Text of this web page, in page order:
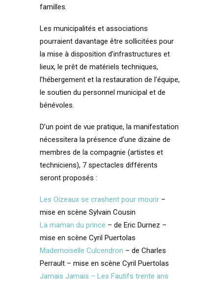
familles.
Les municipalités et associations
pourraient davantage être sollicitées pour
la mise à disposition d’infrastructures et
lieux, le prêt de matériels techniques,
l’hébergement et la restauration de l’équipe,
le soutien du personnel municipal et de
bénévoles.
D’un point de vue pratique, la manifestation
nécessitera la présence d’une dizaine de
membres de la compagnie (artistes et
techniciens), 7 spectacles différents
seront proposés :
Les Oizeaux se crashent pour mourir–
mise en scène Sylvain Cousin
La maman du prince – de Eric Durnez –
mise en scène Cyril Puertolas
Mademoiselle Culcendron – de Charles
Perrault – mise en scène Cyril Puertolas
Jamais Jamais – Les Fautifs trente ans